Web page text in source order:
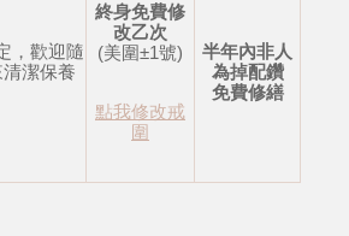
，歡迎隨
潔保養
終身免費修
改乙次
(美圍±1號)
點我修改戒
圍
半年內非人
為掉配鑽
免費修繕